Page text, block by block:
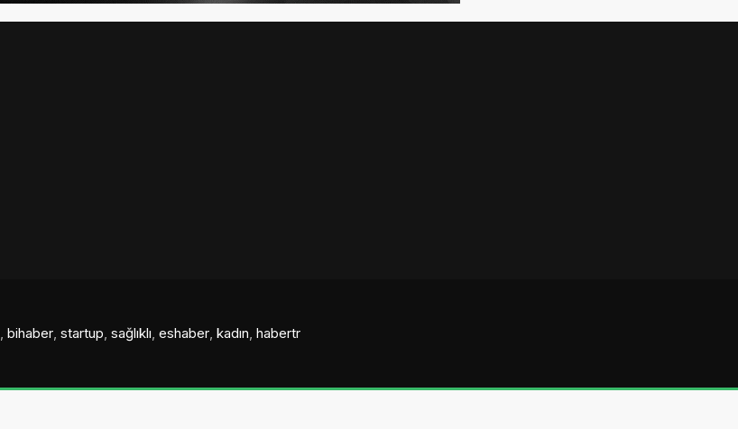
, bihaber, startup, sağlıklı, eshaber, kadın, habertr